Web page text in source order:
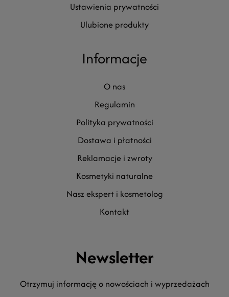
Informacje
o nas
regulamin
polityka prywatności
dostawa i płatności
reklamacje i zwroty
kosmetyki naturalne
nasz ekspert i kosmetolog
kontakt
Newsletter
Otrzymuj informację o nowościach i wyprzedażach
ustawienia prywatności
ulubione produkty